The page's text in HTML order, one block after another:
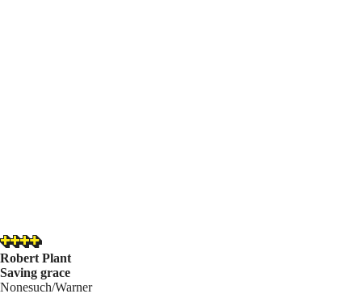
Robert Plant
Saving grace
Nonesuch/Warner